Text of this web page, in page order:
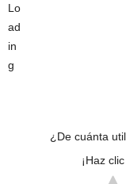
¿De cuánta
¡Haz